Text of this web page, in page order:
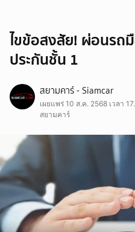
ไขข้อสงสัย! ผ่อนรถ
ประกันชั้น 1
สยามคาร์ - Siamcar
เผยแพร่ 10 ส.ค. 2568 เวลา
สยามคาร์